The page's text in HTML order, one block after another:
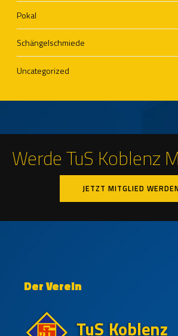
Pokal
Schängelschmiede
Uncategorized
Werde TuS Koblenz
JETZT MITGLIED WERDEN
Der Verein